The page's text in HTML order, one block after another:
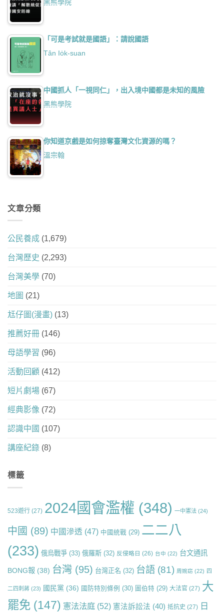
黑熊學院
「可是考試就是國語」：請說國語
Tân Io̍k-suan
中國抓人「一視同仁」，出入境中國都是未知的風險
黑熊學院
你知道京戲是如何掠奪臺灣文化資源的嗎？
溫宗翰
文章分類
公民養成 (1,679)
台灣歷史 (2,293)
台灣美學 (70)
地圖 (21)
尪仔圖(漫畫) (13)
推薦好冊 (146)
母語學習 (96)
活動回顧 (412)
短片劇場 (67)
經典影像 (72)
認識中國 (107)
講座紀錄 (8)
標籤
523遊行 (27) 2024國會濫權 (348) 一中憲法 (24)
中國 (89) 中國滲透 (47) 中國統戰 (29) 二二八
(233) 俄烏戰爭 (33) 俄羅斯 (32) 反侵略日 (26) 台中 (22) 台文通訊
BONG報 (38) 台灣 (95) 台灣正名 (32) 台語 (81) 周婉窈 (22) 四
二四刺蔣 (23) 國民黨 (36) 國防特別條例 (30) 圖伯特 (29) 大法官 (27) 大
罷免 (147) 憲法法庭 (52) 憲法訴訟法 (40) 抵抗史 (27) 日